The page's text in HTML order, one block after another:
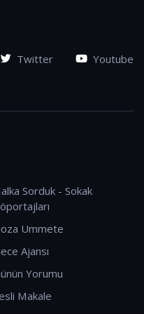
Twitter Youtube
Sorduk - Sokak
Ummete
Ajansı
Yorumu
Makale